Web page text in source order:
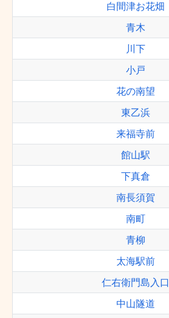
白間津お花畑
青木
川下
小戸
花の南望
東乙浜
来福寺前
館山駅
下真倉
南長須賀
南町
青柳
太海駅前
仁右衛門島入口
中山隧道